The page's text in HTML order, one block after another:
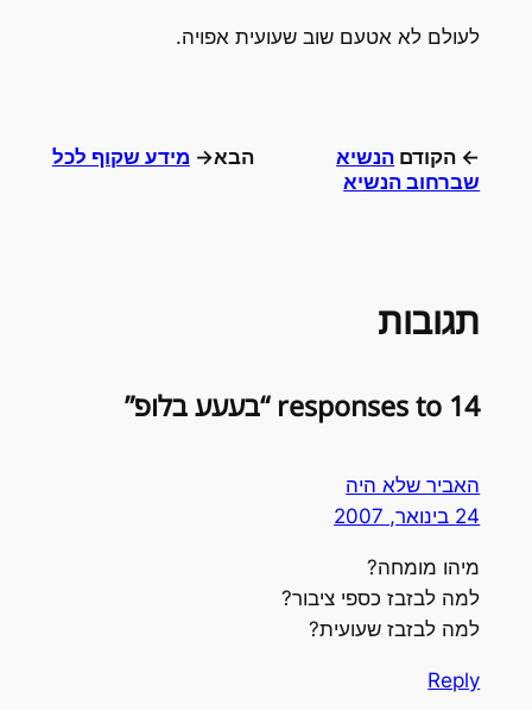
לעולם לא אטעם שוב שעועית אפויה.
← הקודם הנשיא
שברחוב הנשיא
הבא→ מידע שקוף לכל
תגובות
14 responses to “בעעע בלופ”
האביר שלא היה
24 בינואר, 2007
מיהו מומחה?
למה לבזבז כספי ציבור?
למה לבזבז שעועית?
Reply